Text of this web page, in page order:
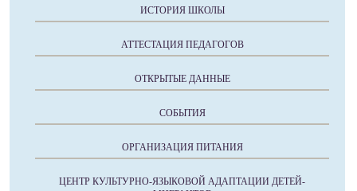
ИСТОРИЯ ШКОЛЫ
АТТЕСТАЦИЯ ПЕДАГОГОВ
ОТКРЫТЫЕ ДАННЫЕ
СОБЫТИЯ
ОРГАНИЗАЦИЯ ПИТАНИЯ
ЦЕНТР КУЛЬТУРНО-ЯЗЫКОВОЙ АДАПТАЦИИ ДЕТЕЙ-